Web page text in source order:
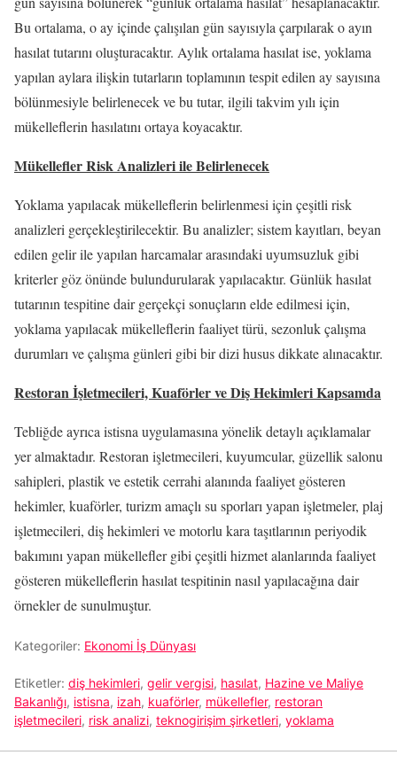
Bu ortalama, o ay içinde çalışılan gün sayısıyla çarpılarak o ayın
hasılat tutarını oluşturacaktır. Aylık ortalama hasılat ise, yoklama
yapılan aylara ilişkin tutarların toplamının tespit edilen ay sayısına
bölünmesiyle belirlenecek ve bu tutar, ilgili takvim yılı için
mükelleflerin hasılatını ortaya koyacaktır.
Mükellefler Risk Analizleri ile Belirlenecek
Yoklama yapılacak mükelleflerin belirlenmesi için çeşitli risk
analizleri gerçekleştirilecektir. Bu analizler; sistem kayıtları, beyan
edilen gelir ile yapılan harcamalar arasındaki uyumsuzluk gibi
kriterler göz önünde bulundurularak yapılacaktır. Günlük hasılat
tutarının tespitine dair gerçekçi sonuçların elde edilmesi için,
yoklama yapılacak mükelleflerin faaliyet türü, sezonluk çalışma
durumları ve çalışma günleri gibi bir dizi husus dikkate alınacaktır.
Restoran İşletmecileri, Kuaförler ve Diş Hekimleri Kapsamda
Tebliğde ayrıca istisna uygulamasına yönelik detaylı açıklamalar
yer almaktadır. Restoran işletmecileri, kuyumcular, güzellik salonu
sahipleri, plastik ve estetik cerrahi alanında faaliyet gösteren
hekimler, kuaförler, turizm amaçlı su sporları yapan işletmeler, plaj
işletmecileri, diş hekimleri ve motorlu kara taşıtlarının periyodik
bakımını yapan mükellefler gibi çeşitli hizmet alanlarında faaliyet
gösteren mükelleflerin hasılat tespitinin nasıl yapılacağına dair
örnekler de sunulmuştur.
Kategoriler: Ekonomi İş Dünyası
Etiketler: diş hekimleri, gelir vergisi, hasılat, Hazine ve Maliye
Bakanlığı, istisna, izah, kuaförler, mükellefler, restoran
işletmecileri, risk analizi, teknogirişim şirketleri, yoklama